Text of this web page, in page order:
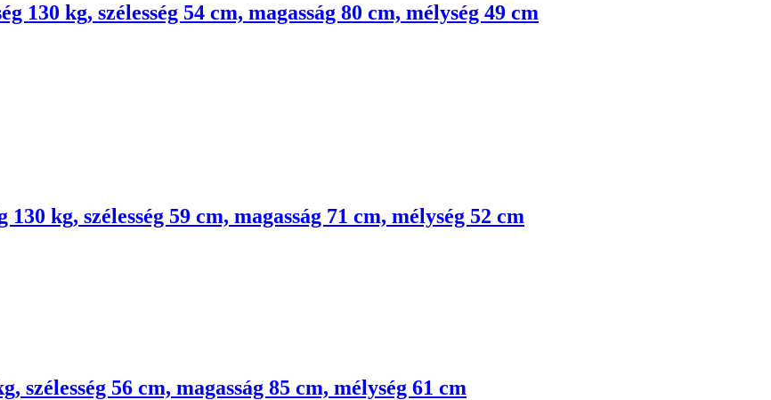
130 kg, szélesség 54 cm, magasság 80 cm, mélység 49 cm
kg, szélesség 59 cm, magasság 71 cm, mélység 52 cm
szélesség 56 cm, magasság 85 cm, mélység 61 cm